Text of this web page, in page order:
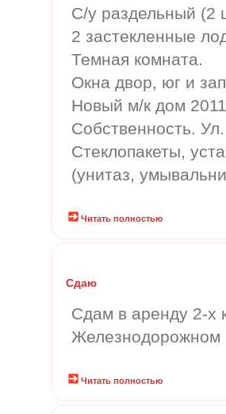
С/у раздельный (2
2 застекленные
Темная комната.
Окна двор, юг и
Новый м/к дом 2011
Собственность.
Стеклопакеты,
(унитаз,
Читать полностью
Сдаю
Сдам в аренду 2-х
Железнодорожном
Читать полностью